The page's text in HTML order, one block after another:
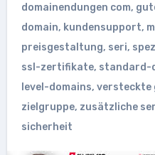
domainendungen com,
domain, kundensupport,
preisgestaltung, seri,
ssl-zertifikate, standard-
level-domains, versteckte
zielgruppe, zusätzliche
sicherheit